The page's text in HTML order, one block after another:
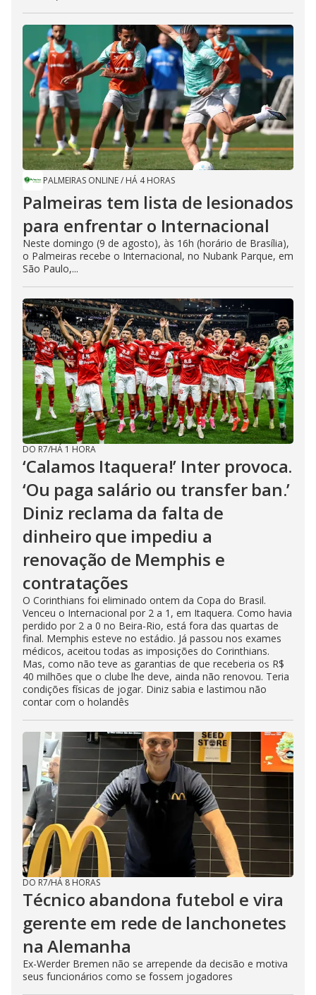
PALMEIRAS ONLINE/ HÁ 4 HORAS
Palmeiras tem lista de lesionados
para enfrentar o Internacional
Neste domingo (9 de agosto), às 16h (horário de Brasília),
o Palmeiras recebe o Internacional, no Nubank Parque, em
São Paulo,...
DO R7/HÁ 1 HORA
‘Calamos Itaquera!’ Inter provoca.
‘Ou paga salário ou transfer ban.’
Diniz reclama da falta de
dinheiro que impediu a
renovação de Memphis e
contratações
O Corinthians foi eliminado ontem da Copa do Brasil.
Venceu o Internacional por 2 a 1, em Itaquera. Como havia
perdido por 2 a 0 no Beira-Rio, está fora das quartas de
final. Memphis esteve no estádio. Já passou nos exames
médicos, aceitou todas as imposições do Corinthians.
Mas, como não teve as garantias de que receberia os R$
40 milhões que o clube lhe deve, ainda não renovou. Teria
condições físicas de jogar. Diniz sabia e lastimou não
contar com o holandês
DO R7/HÁ 8 HORAS
Técnico abandona futebol e vira
gerente em rede de lanchonetes
na Alemanha
Ex-Werder Bremen não se arrepende da decisão e motiva
seus funcionários como se fossem jogadores